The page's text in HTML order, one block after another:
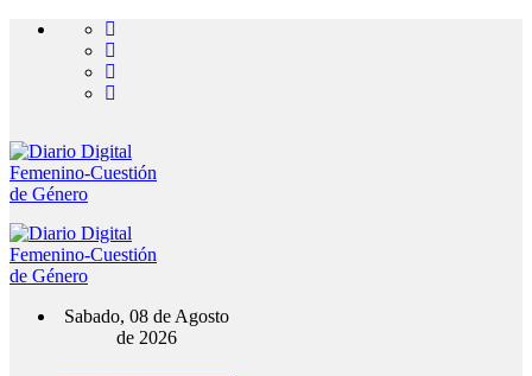
Sabado, 08 de Agosto
de 2026